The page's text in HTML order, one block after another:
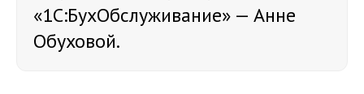
«1С:БухОбслуживание» — Анне
Обуховой.